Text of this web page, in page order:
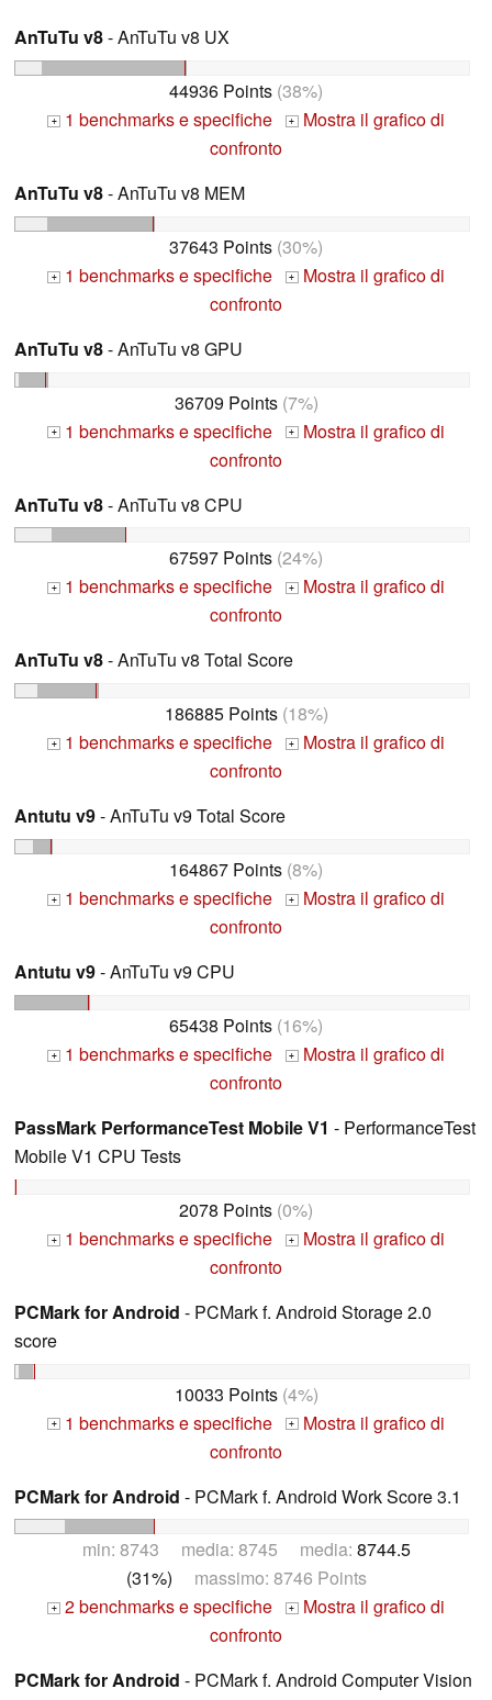
AnTuTu v8- AnTuTu v8 UX
44936 Points (38%)
+ 1 benchmarks e specifiche + Mostra il grafico di
confronto
AnTuTu v8- AnTuTu v8 MEM
37643 Points (30%)
+ 1 benchmarks e specifiche + Mostra il grafico di
confronto
AnTuTu v8- AnTuTu v8 GPU
36709 Points(7%)
+ 1 benchmarks e specifiche + Mostra il grafico di
confronto
AnTuTu v8- AnTuTu v8 CPU
67597 Points (24%)
+ 1 benchmarks e specifiche + Mostra il grafico di
confronto
AnTuTu v8- AnTuTu v8 Total Score
186885 Points(18%)
+ 1 benchmarks e specifiche + Mostra il grafico di
confronto
Antutu v9- AnTuTu v9 Total Score
164867 Points (8%)
+ 1 benchmarks e specifiche + Mostra il grafico di
confronto
Antutu v9- AnTuTu v9 CPU
65438 Points (16%)
+ 1 benchmarks e specifiche + Mostra il grafico di
confronto
PassMark PerformanceTest Mobile V1 - PerformanceTest
Mobile V1 CPU Tests
2078 Points (0%)
+ 1 benchmarks e specifiche + Mostra il grafico di
confronto
PCMark for Android - PCMark f. Android Storage 2.0
score
10033 Points(4%)
+ 1 benchmarks e specifiche + Mostra il grafico di
confronto
PCMark for Android - PCMark f. Android Work Score 3.1
min: 8743 media: 8745 media: 8744.5
(31%) massimo: 8746 Points
+ 2 benchmarks e specifiche + Mostra il grafico di
confronto
PCMark for Android - PCMark f. Android Computer Vision